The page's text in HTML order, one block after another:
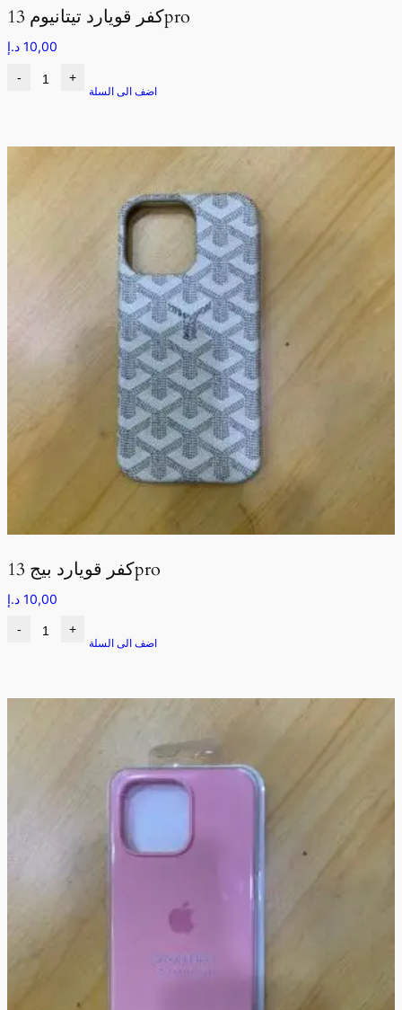
كفر قويارد تيتانيوم 13pro
10,00 د.إ
- +
اضف الى السلة
كفر قويارد بيج 13pro
10,00 د.إ
- +
اضف الى السلة